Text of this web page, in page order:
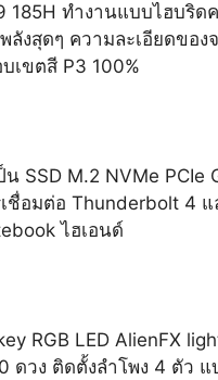
ทำงานแบบไฮบริด
ลังสุดๆ ความละเอียดขอ
เขตสี P3 100%
SSD M.2 NVMe PCIe
ชื่อมต่อ Thunderbolt 4
ไฮเอนด์
RGB LED AlienFX
ดวง ติดตั้งลำโพง 4 ตัว